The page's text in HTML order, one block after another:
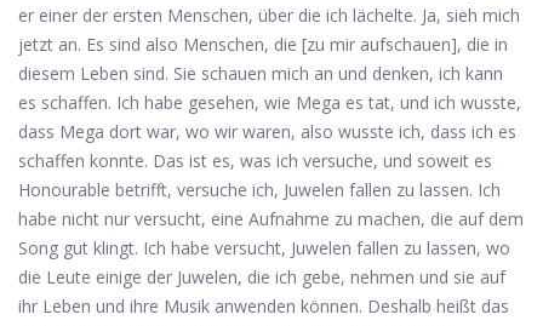
er einer der ersten Menschen, über die ich lächelte. Ja, sieh mich
jetzt an. Es sind also Menschen, die [zu mir aufschauen], die in
diesem Leben sind. Sie schauen mich an und denken, ich kann
es schaffen. Ich habe gesehen, wie Mega es tat, und ich wusste,
dass Mega dort war, wo wir waren, also wusste ich, dass ich es
schaffen konnte. Das ist es, was ich versuche, und soweit es
Honourable betrifft, versuche ich, Juwelen fallen zu lassen. Ich
habe nicht nur versucht, eine Aufnahme zu machen, die auf dem
Song gut klingt. Ich habe versucht, Juwelen fallen zu lassen, wo
die Leute einige der Juwelen, die ich gebe, nehmen und sie auf
ihr Leben und ihre Musik anwenden können. Deshalb heißt das